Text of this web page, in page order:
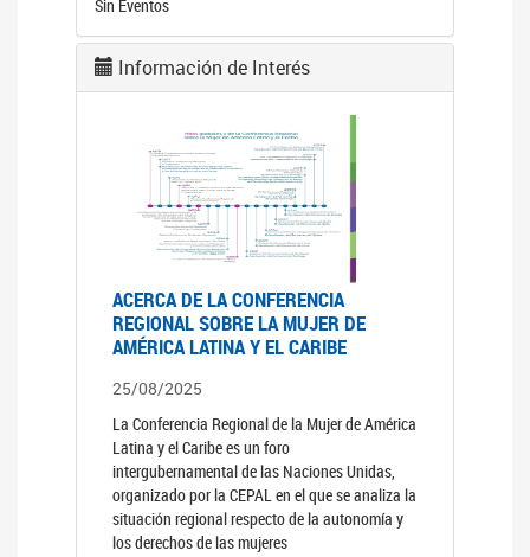
Sin Eventos
Información de Interés
ACERCA DE LA CONFERENCIA
REGIONAL SOBRE LA MUJER DE
AMÉRICA LATINA Y EL CARIBE
25/08/2025
La Conferencia Regional de la Mujer de América
Latina y el Caribe es un foro
intergubernamental de las Naciones Unidas,
organizado por la CEPAL en el que se analiza la
situación regional respecto de la autonomía y
los derechos de las mujeres